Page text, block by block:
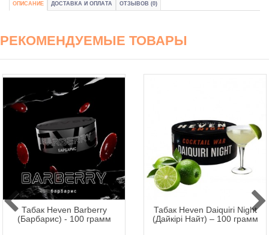
ОПИСАНИЕ ДОСТАВКА И ОПЛАТА ОТЗЫВОВ (0)
РЕКОМЕНДУЕМЫЕ ТОВАРЫ
Табак Heven Barberry
(Барбарис) - 100 грамм
Табак Heven Daiquiri Night
(Дайкірі Найт) – 100 грамм